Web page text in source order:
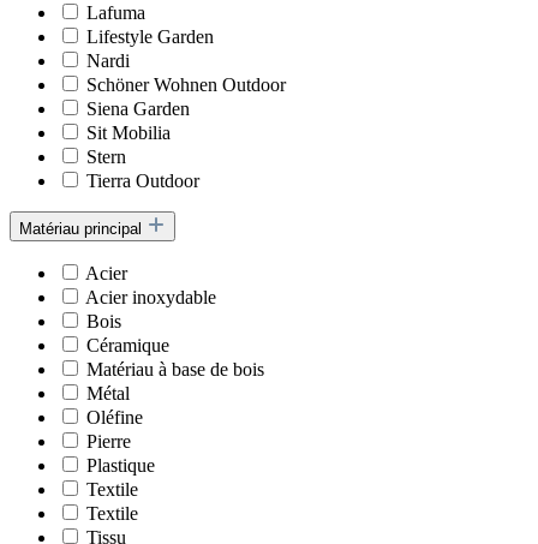
Lafuma
Lifestyle Garden
Nardi
Schöner Wohnen Outdoor
Siena Garden
Sit Mobilia
Stern
Tierra Outdoor
Matériau principal
Acier
Acier inoxydable
Bois
Céramique
Matériau à base de bois
Métal
Oléfine
Pierre
Plastique
Textile
Textile
Tissu